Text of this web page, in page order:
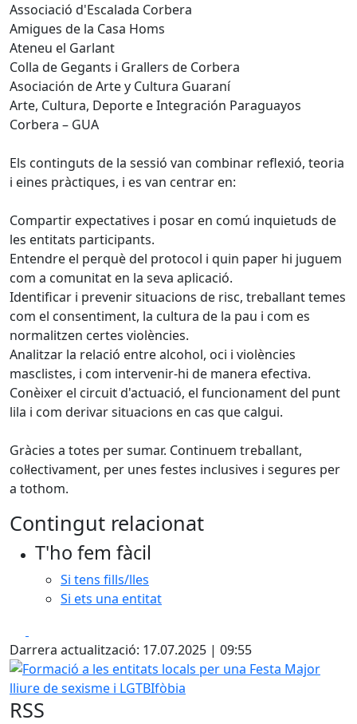
Associació d'Escalada Corbera
Amigues de la Casa Homs
Ateneu el Garlant
Colla de Gegants i Grallers de Corbera
Asociación de Arte y Cultura Guaraní
Arte, Cultura, Deporte e Integración Paraguayos
Corbera – GUA
Els continguts de la sessió van combinar reflexió, teoria
i eines pràctiques, i es van centrar en:
Compartir expectatives i posar en comú inquietuds de
les entitats participants.
Entendre el perquè del protocol i quin paper hi juguem
com a comunitat en la seva aplicació.
Identificar i prevenir situacions de risc, treballant temes
com el consentiment, la cultura de la pau i com es
normalitzen certes violències.
Analitzar la relació entre alcohol, oci i violències
masclistes, i com intervenir-hi de manera efectiva.
Conèixer el circuit d'actuació, el funcionament del punt
lila i com derivar situacions en cas que calgui.
Gràcies a totes per sumar. Continuem treballant,
col·lectivament, per unes festes inclusives i segures per
a tothom.
Contingut relacionat
T'ho fem fàcil
Si tens fills/lles
Si ets una entitat
Darrera actualització: 17.07.2025 | 09:55
Formació a les entitats locals per una Festa Major lliure
RSS